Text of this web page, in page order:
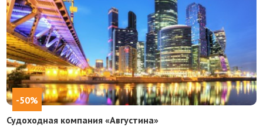
-50%
Судоходная компания «Августина»